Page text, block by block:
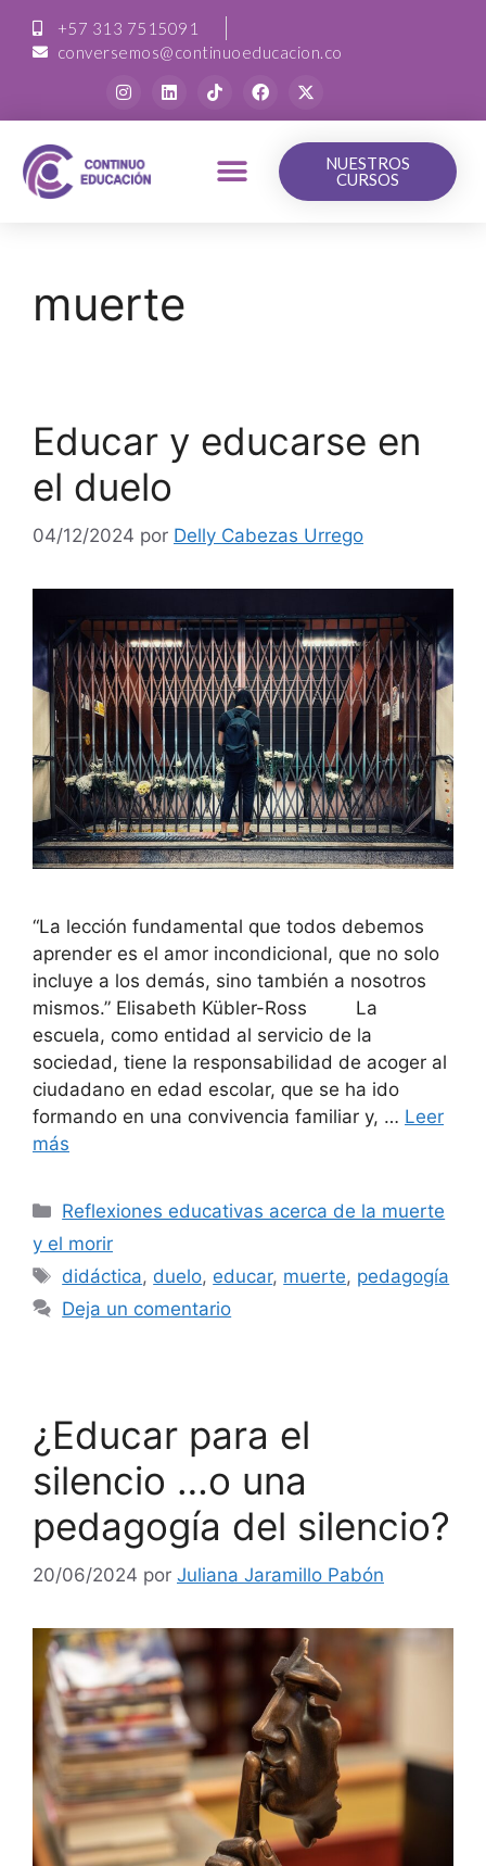
+57 313 7515091
conversemos@continuoeducacion.co
NUESTROS
CURSOS
muerte
Educar y educarse en
el duelo
04/12/2024 por Delly Cabezas Urrego
“La lección fundamental que todos debemos
aprender es el amor incondicional, que no solo
incluye a los demás, sino también a nosotros
mismos.” Elisabeth Kübler-Ross La
escuela, como entidad al servicio de la
sociedad, tiene la responsabilidad de acoger al
ciudadano en edad escolar, que se ha ido
formando en una convivencia familiar y, … Leer
más
Reflexiones educativas acerca de la muerte
y el morir
didáctica, duelo, educar, muerte, pedagogía
Deja un comentario
¿Educar para el
silencio …o una
pedagogía del silencio?
20/06/2024 por Juliana Jaramillo Pabón